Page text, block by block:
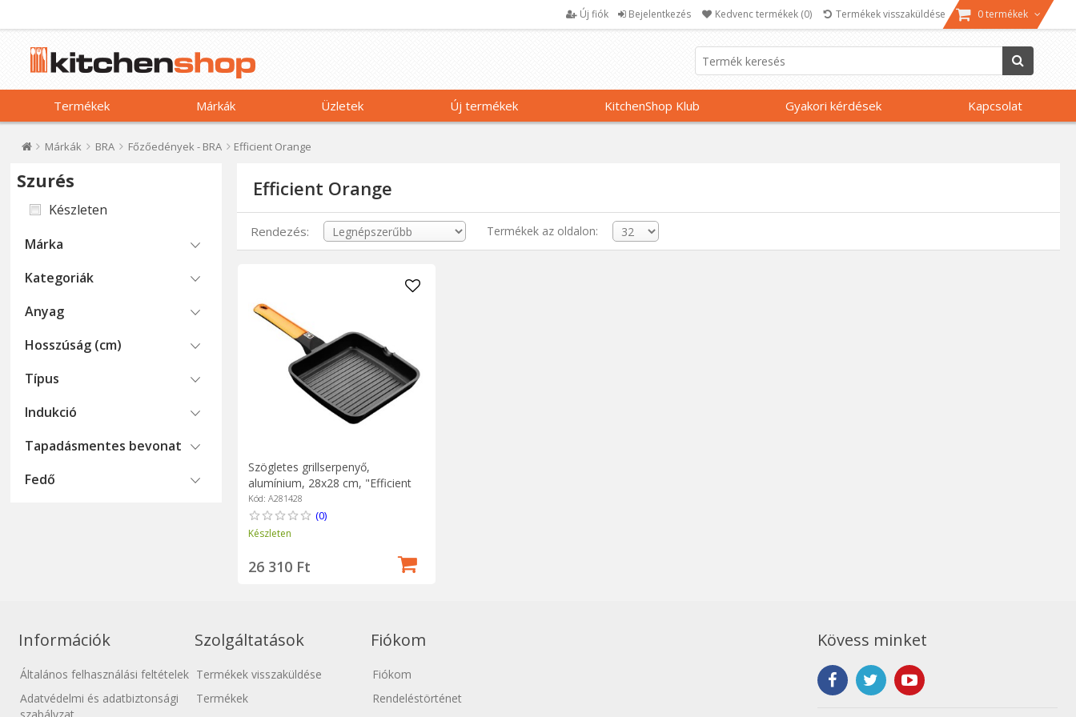
Új fiók Bejelentkezés Kedvenc termékek (0) Termékek visszaküldése 0 termékek
Termékek Márkák Üzletek Új termékek KitchenShop Klub Gyakori kérdések Kapcsolat
Márkák BRA Főzőedények - BRA Efficient Orange
Szurés
Készleten
Márka
Kategoriák
Anyag
Hosszúság (cm)
Típus
Indukció
Tapadásmentes bevonat
Fedő
Efficient Orange
Rendezés: Termékek az oldalon:
Szögletes grillserpenyő,
alumínium, 28x28 cm, "Efficient
Orange" - BRA
Kód: A281428
(0)
Készleten
26 310 Ft
Információk
Általános felhasználási feltételek
Adatvédelmi és adatbiztonsági
Szolgáltatások
Termékek visszaküldése
Termékek
Fiókom
Fiókom
Rendeléstörténet
Kövess minket